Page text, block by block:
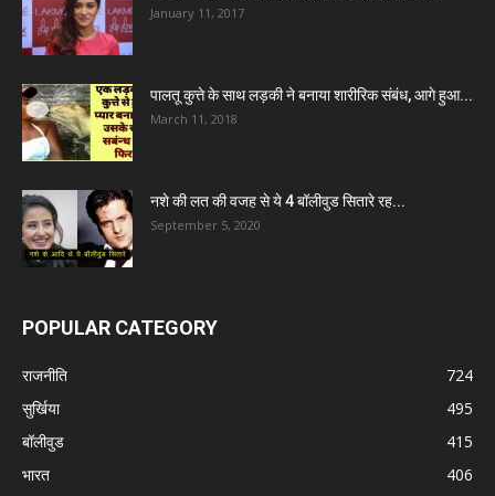
January 11, 2017
पालतू कुत्ते के साथ लड़की ने बनाया शारीरिक संबंध, आगे हुआ...
March 11, 2018
नशे की लत की वजह से ये 4 बॉलीवुड सितारे रह...
September 5, 2020
POPULAR CATEGORY
राजनीति
724
सुर्खिया
495
बॉलीवुड
415
भारत
406